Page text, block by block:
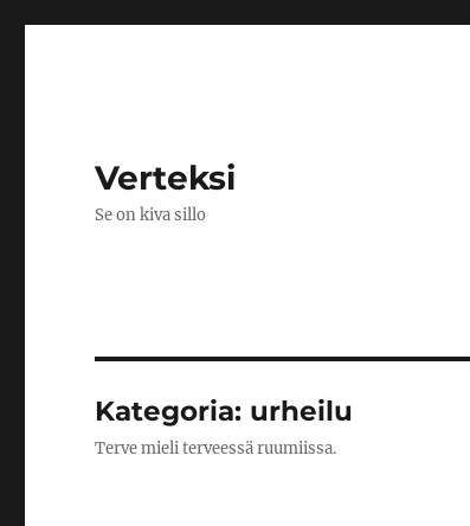
Verteksi
Se on kiva sillo
Kategoria: urheilu
Terve mieli terveessä ruumiissa.